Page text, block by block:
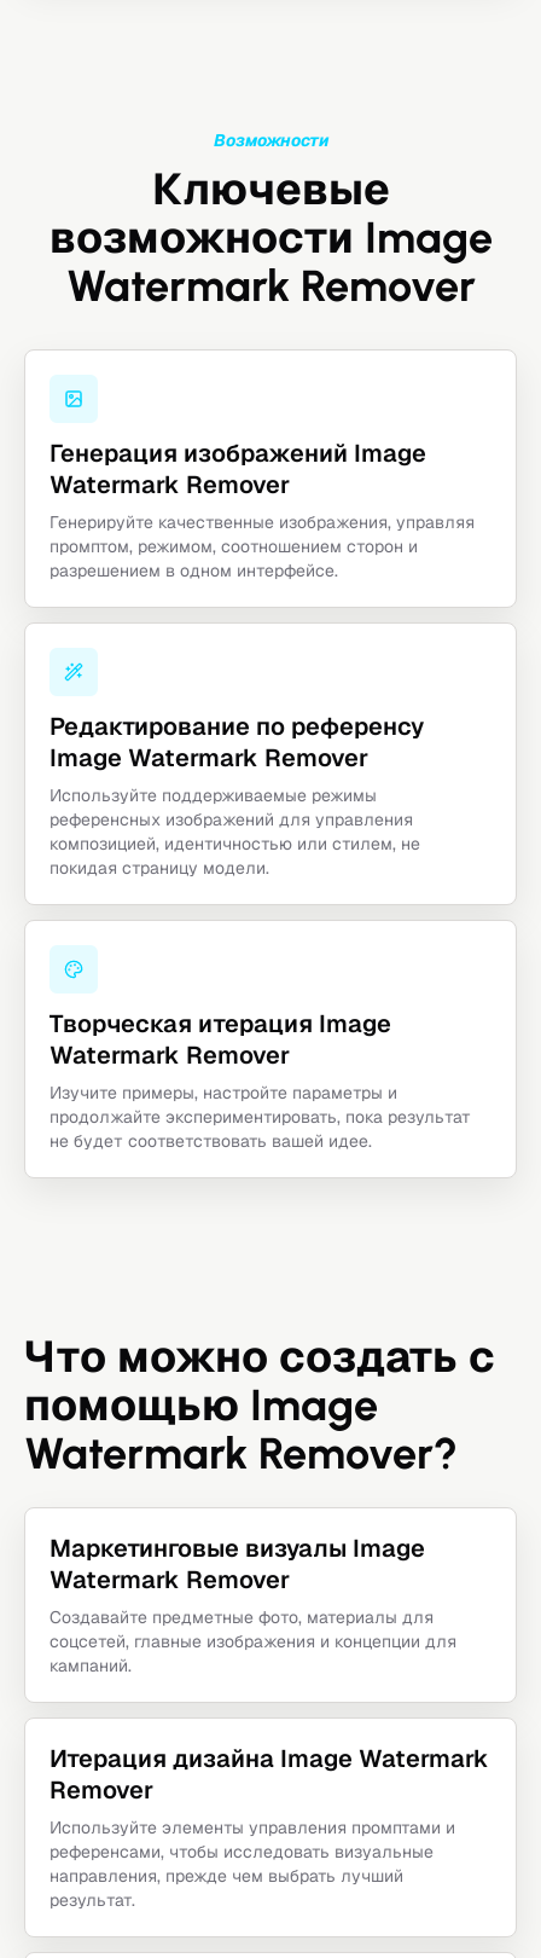
Возможности
Ключевые
возможности Image
Watermark Remover
Генерация изображений Image
Watermark Remover
Генерируйте качественные изображения, управляя
промптом, режимом, соотношением сторон и
разрешением в одном интерфейсе.
Редактирование по референсу
Image Watermark Remover
Используйте поддерживаемые режимы
референсных изображений для управления
композицией, идентичностью или стилем, не
покидая страницу модели.
Творческая итерация Image
Watermark Remover
Изучите примеры, настройте параметры и
продолжайте экспериментировать, пока результат
не будет соответствовать вашей идее.
Что можно создать с
помощью Image
Watermark Remover?
Маркетинговые визуалы Image
Watermark Remover
Создавайте предметные фото, материалы для
соцсетей, главные изображения и концепции для
кампаний.
Итерация дизайна Image Watermark
Remover
Используйте элементы управления промптами и
референсами, чтобы исследовать визуальные
направления, прежде чем выбрать лучший
результат.